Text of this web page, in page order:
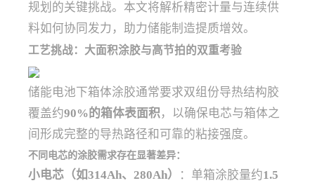
规划的关键挑战。本文将解析精密计量与连续供
料如何协同发力，助力储能制造提质增效。
工艺挑战：大面积涂胶与高节拍的双重考验
储能电池下箱体涂胶通常要求双组份导热结构胶
覆盖约90%的箱体表面积，以确保电芯与箱体之
间形成完整的导热路径和可靠的粘接强度。
不同电芯的涂胶需求存在显著差异：
小电芯（如314Ah、280Ah） ：单箱涂胶量约1.5